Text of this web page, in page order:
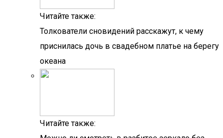
Читайте также:
Толкователи сновидений расскажут, к чему
приснилась дочь в свадебном платье на берегу
океана
Читайте также: